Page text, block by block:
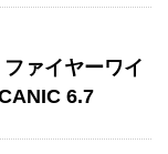
ァイヤーワイ
6.7